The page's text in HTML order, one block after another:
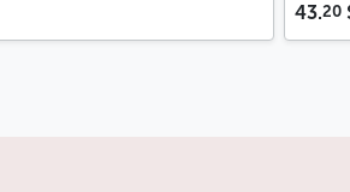
43.20